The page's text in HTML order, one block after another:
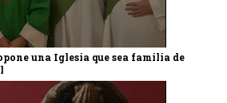
una Iglesia que sea familia de